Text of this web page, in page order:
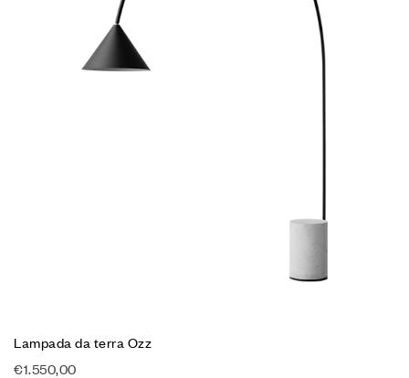
Lampada da terra Ozz
€1.550,00